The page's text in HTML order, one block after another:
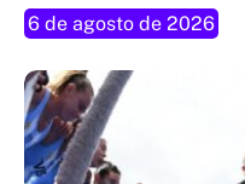
6 de agosto de 2026